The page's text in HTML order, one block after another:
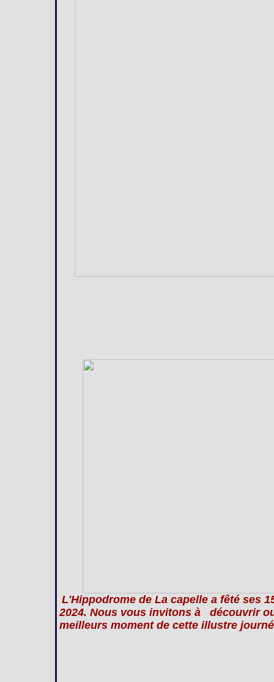
L'Hippodrome de La capelle a fêté ses
2024. Nous vous invitons à découvrir
meilleurs moment de cette illustre